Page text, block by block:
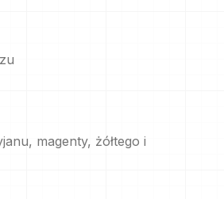
magenty, żółtego i